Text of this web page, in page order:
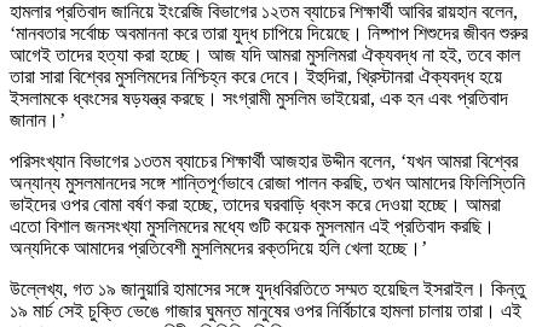
হামলার প্রতিবাদ জানিয়ে ইংরেজি বিভাগের ১২তম ব্যাচের শিক্ষার্থী আবির রায়হান বলেন,
‘মানবতার সর্বোচ্চ অবমাননা করে তারা যুদ্ধ চাপিয়ে দিয়েছে। নিষ্পাপ শিশুদের জীবন শুরুর
আগেই তাদের হত্যা করা হচ্ছে। আজ যদি আমরা মুসলিমরা ঐক্যবদ্ধ না হই, তবে কাল
তারা সারা বিশ্বের মুসলিমদের নিশ্চিহ্ন করে দেবে। ইহুদিরা, খ্রিস্টানরা ঐক্যবদ্ধ হয়ে
ইসলামকে ধ্বংসের ষড়যন্ত্র করছে। সংগ্রামী মুসলিম ভাইয়েরা, এক হন এবং প্রতিবাদ
জানান।’
পরিসংখ্যান বিভাগের ১৩তম ব্যাচের শিক্ষার্থী আজহার উদ্দীন বলেন, ‘যখন আমরা বিশ্বের
অন্যান্য মুসলমানদের সঙ্গে শান্তিপূর্ণভাবে রোজা পালন করছি, তখন আমাদের ফিলিস্তিনি
ভাইদের ওপর বোমা বর্ষণ করা হচ্ছে, তাদের ঘরবাড়ি ধ্বংস করে দেওয়া হচ্ছে। আমরা
এতো বিশাল জনসংখ্যা মুসলিমদের মধ্যে গুটি কয়েক মুসলমান এই প্রতিবাদ করছি।
অন্যদিকে আমাদের প্রতিবেশী মুসলিমদের রক্তদিয়ে হলি খেলা হচ্ছে।’
উল্লেখ্য, গত ১৯ জানুয়ারি হামাসের সঙ্গে যুদ্ধবিরতিতে সম্মত হয়েছিল ইসরাইল। কিন্তু
১৯ মার্চ সেই চুক্তি ভেঙে গাজার ঘুমন্ত মানুষের ওপর নির্বিচারে হামলা চালায় তারা। এই